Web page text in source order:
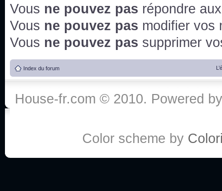
Vous ne pouvez pas répondre
Vous ne pouvez pas modifier vos
Vous ne pouvez pas supprimer
Index du forum
House-fr.com © 2010. Powered
Color scheme by